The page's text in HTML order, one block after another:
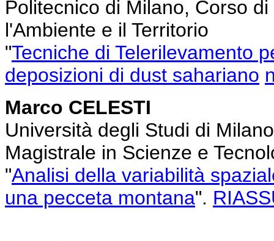
Politecnico di Milano, Corso
l'Ambiente e il Territorio
"Tecniche di Telerilevamento
deposizioni di dust sahariano
Marco CELESTI
Università degli Studi di
Magistrale in Scienze e
"Analisi della variabilità
una pecceta montana".